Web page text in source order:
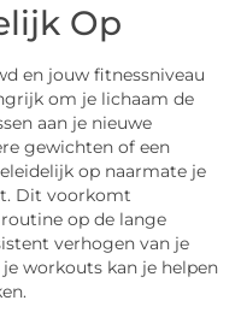
Op
en jouw fitnessniveau
om je lichaam de
aan je nieuwe
gewichten of een
op naarmate je
Dit voorkomt
op de lange
verhogen van je
workouts kan je helpen